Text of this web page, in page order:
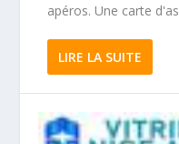
apéros. Une carte
LIRE LA SUITE